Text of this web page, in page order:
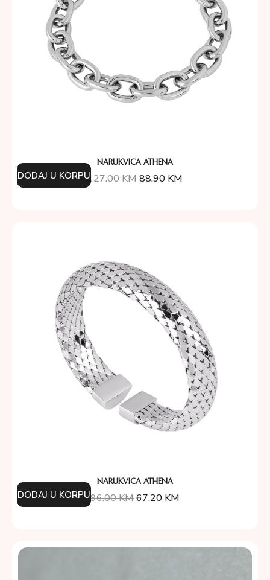
NARUKVICA ATHENA
127.00KM88.90 KM
DODAJ U KORPU
NARUKVICA ATHENA
96.00KM67.20 KM
DODAJ U KORPU